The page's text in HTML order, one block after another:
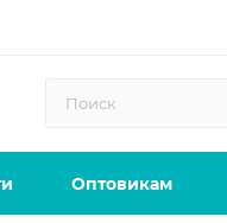
Оптовикам